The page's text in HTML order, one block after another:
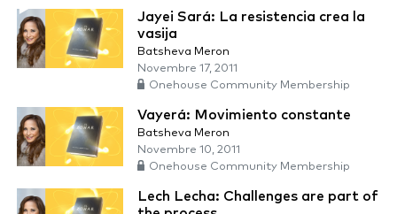
Jayei Sará: La resistencia crea la
vasija
Batsheva Meron
Novembre 17, 2011
Onehouse Community Membership
Vayerá: Movimiento constante
Batsheva Meron
Novembre 10, 2011
Onehouse Community Membership
Lech Lecha: Challenges are part of